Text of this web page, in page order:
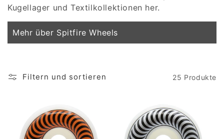
Kugellager und Textilkollektionen her.
Mehr über Spitfire Wheels
Filtern und sortieren 25 Produkte